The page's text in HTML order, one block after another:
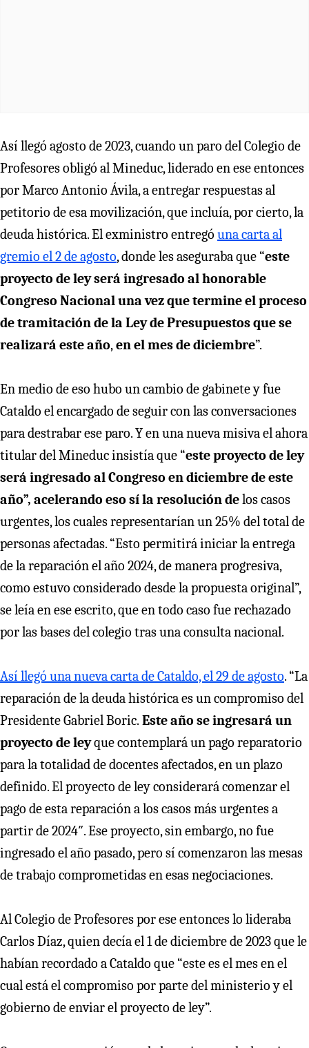
Así llegó agosto de 2023, cuando un paro del Colegio de
Profesores obligó al Mineduc, liderado en ese entonces
por Marco Antonio Ávila, a entregar respuestas al
petitorio de esa movilización, que incluía, por cierto, la
deuda histórica. El exministro entregó una carta al
gremio el 2 de agosto, donde les aseguraba que “este
proyecto de ley será ingresado al honorable
Congreso Nacional una vez que termine el proceso
de tramitación de la Ley de Presupuestos que se
realizará este año,en el mes de diciembre”.
En medio de eso hubo un cambio de gabinete y fue
Cataldo el encargado de seguir con las conversaciones
para destrabar ese paro. Y en una nueva misiva el ahora
titular del Mineduc insistía que “este proyecto de ley
será ingresado al Congreso en diciembre de este
año”, acelerando eso sí la resolución delos casos
urgentes, los cuales representarían un 25% del total de
personas afectadas. “Esto permitirá iniciar la entrega
de la reparación el año 2024, de manera progresiva,
como estuvo considerado desde la propuesta original”,
se leía en ese escrito, que en todo caso fue rechazado
por las bases del colegio tras una consulta nacional.
Así llegó una nueva carta de Cataldo, el 29 de agosto. “La
reparación de la deuda histórica es un compromiso del
Presidente Gabriel Boric. Este año se ingresará un
proyecto de leyque contemplará un pago reparatorio
para la totalidad de docentes afectados, en un plazo
definido. El proyecto de ley considerará comenzar el
pago de esta reparación a los casos más urgentes a
partir de 2024″. Ese proyecto, sin embargo, no fue
ingresado el año pasado, pero sí comenzaron las mesas
de trabajo comprometidas en esas negociaciones.
Al Colegio de Profesores por ese entonces lo lideraba
Carlos Díaz, quien decía el 1 de diciembre de 2023 que le
habían recordado a Cataldo que “este es el mes en el
cual está el compromiso por parte del ministerio y el
gobierno de enviar el proyecto de ley”.